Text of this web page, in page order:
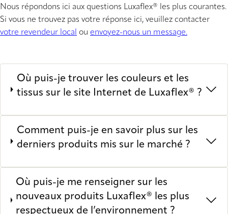
Nous répondons ici aux questions Luxaflex® les plus courantes.
Si vous ne trouvez pas votre réponse ici, veuillez contacter
votre revendeur local
ou envoyez-nous un message.
Où puis-je trouver les couleurs et les
tissus sur le site Internet de Luxaflex® ?
Comment puis-je en savoir plus sur les
derniers produits mis sur le marché ?
Où puis-je me renseigner sur les
nouveaux produits Luxaflex® les plus
respectueux de l’environnement ?